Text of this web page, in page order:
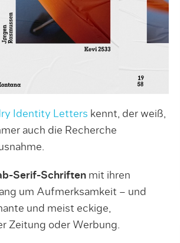
Identity Letters kennt, der weiß,
auch die Recherche
Serif-Schriftenmit ihren
um Aufmerksamkeit – und
und meist eckige,
Zeitung oder Werbung.